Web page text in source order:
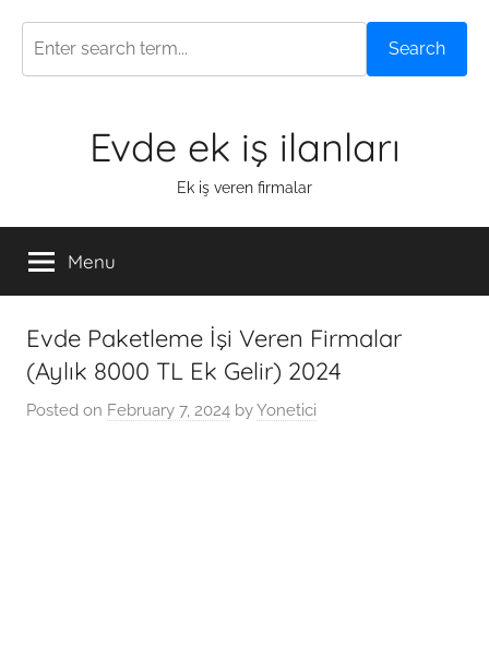
Search
Evde ek iş ilanları
Ek iş veren firmalar
Menu
Evde Paketleme İşi Veren Firmalar
(Aylık 8000 TL Ek Gelir) 2024
Posted on February 7, 2024 byYonetici